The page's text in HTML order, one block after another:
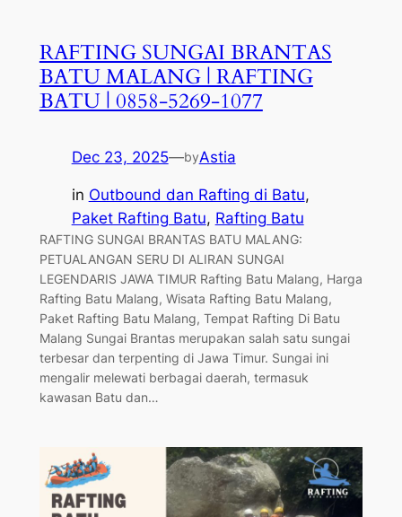
RAFTING SUNGAI BRANTAS
BATU MALANG | RAFTING
BATU | 0858-5269-1077
Dec 23, 2025—byAstia
in Outbound dan Rafting di Batu
Paket Rafting Batu, Rafting Batu
RAFTING SUNGAI BRANTAS BATU MALANG:
PETUALANGAN SERU DI ALIRAN SUNGAI
LEGENDARIS JAWA TIMUR Rafting Batu Malang, Harga
Rafting Batu Malang, Wisata Rafting Batu Malang,
Paket Rafting Batu Malang, Tempat Rafting Di Batu
Malang Sungai Brantas merupakan salah satu sungai
terbesar dan terpenting di Jawa Timur. Sungai ini
mengalir melewati berbagai daerah, termasuk
kawasan Batu dan…